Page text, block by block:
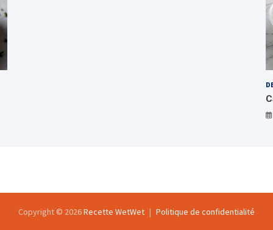
Copyright © 2026Recette WetWet Politique de confidentialité